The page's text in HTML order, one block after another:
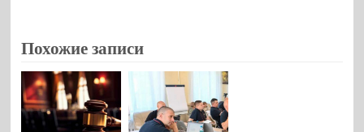
Похожие записи